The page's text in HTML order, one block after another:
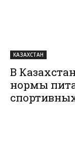
КАЗАХСТАН
В
нормы